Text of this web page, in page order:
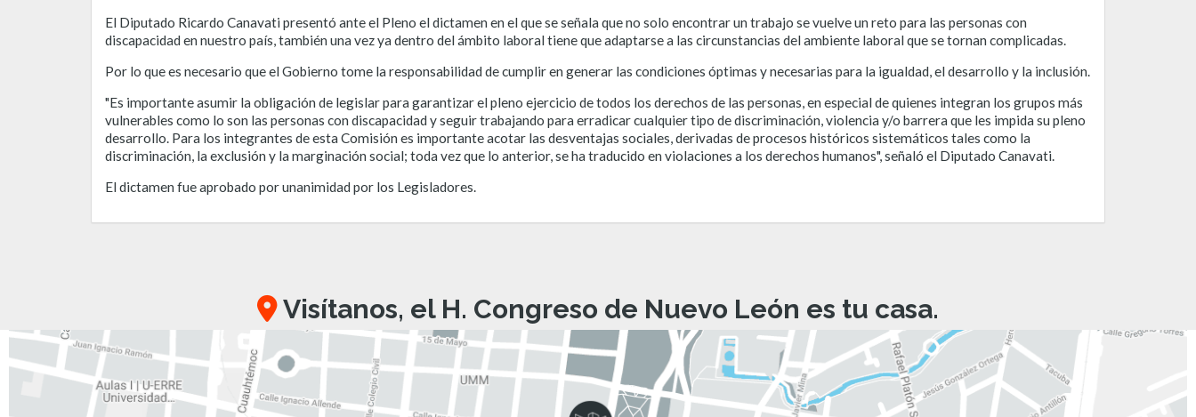
El Diputado Ricardo Canavati presentó ante el Pleno el dictamen en el que se señala que no solo encontrar un trabajo se vuelve un reto para las personas con
discapacidad en nuestro país, también una vez ya dentro del ámbito laboral tiene que adaptarse a las circunstancias del ambiente laboral que se tornan complicadas.
Por lo que es necesario que el Gobierno tome la responsabilidad de cumplir en generar las condiciones óptimas y necesarias para la igualdad, el desarrollo y la inclusión.
"Es importante asumir la obligación de legislar para garantizar el pleno ejercicio de todos los derechos de las personas, en especial de quienes integran los grupos más
vulnerables como lo son las personas con discapacidad y seguir trabajando para erradicar cualquier tipo de discriminación, violencia y/o barrera que les impida su pleno
desarrollo. Para los integrantes de esta Comisión es importante acotar las desventajas sociales, derivadas de procesos históricos sistemáticos tales como la
discriminación, la exclusión y la marginación social; toda vez que lo anterior, se ha traducido en violaciones a los derechos humanos", señaló el Diputado Canavati.
El dictamen fue aprobado por unanimidad por los Legisladores.
Visítanos, el H. Congreso de Nuevo León es tu casa.